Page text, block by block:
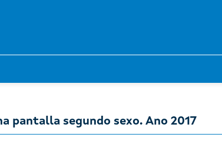
pantalla segundo sexo. Ano 2017